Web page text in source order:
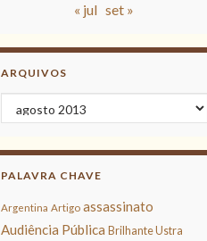
« jul set »
ARQUIVOS
Arquivos
PALAVRA CHAVE
Argentina Artigo assassinato
Audiência Pública Brilhante Ustra